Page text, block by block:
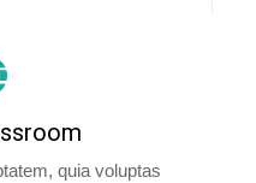
quia voluptas